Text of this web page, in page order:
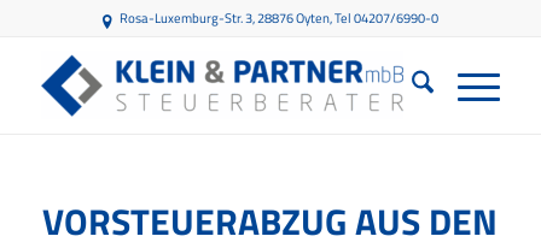
Rosa-Luxemburg-Str. 3, 28876 Oyten, Tel 04207/6990-0
VORSTEUERABZUG AUS DEN